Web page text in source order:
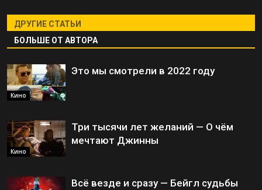
ДРУГИЕ СТАТЬИ
БОЛЬШЕ ОТ АВТОРА
Кино
Это мы смотрели в 2022 году
Кино
Три тысячи лет желаний — О чём
мечтают Джинны
Всё везде и сразу — Бейгл судьбы